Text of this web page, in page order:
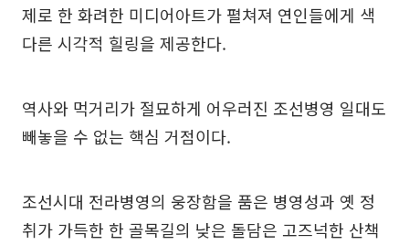
제로 한 화려한 미디어아트가 펼쳐져 연인들에게 색
다른 시각적 힐링을 제공한다.
역사와 먹거리가 절묘하게 어우러진 조선병영 일대도
빼놓을 수 없는 핵심 거점이다.
조선시대 전라병영의 웅장함을 품은 병영성과 옛 정
취가 가득한 한 골목길의 낮은 돌담은 고즈넉한 산책